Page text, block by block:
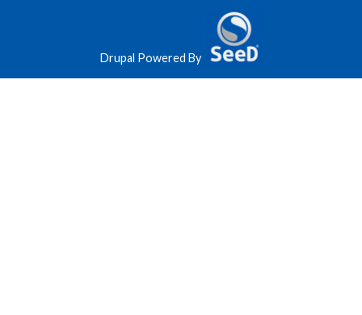
Drupal Powered By